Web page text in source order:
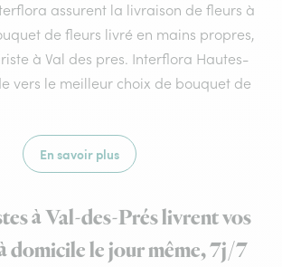
assurent la livraison de fleurs à
de fleurs livré en mains propres,
à Val des pres. Interflora Hautes-
vers le meilleur choix de bouquet de
En savoir plus
à Val-des-Prés livrent vos
domicile le jour même, 7j/7